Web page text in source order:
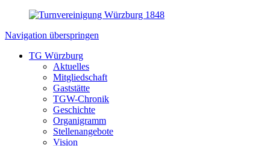
Navigation überspringen
TG Würzburg
Aktuelles
Mitgliedschaft
Gaststätte
TGW-Chronik
Geschichte
Organigramm
Stellenangebote
Vision